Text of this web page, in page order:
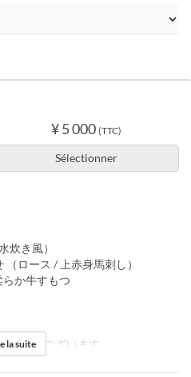
¥ 5 000 (TTC)
Sélectionner
炊き風）
ロース / 上赤身馬刺し）
らか牛すもつ
場合がございます。
la suite